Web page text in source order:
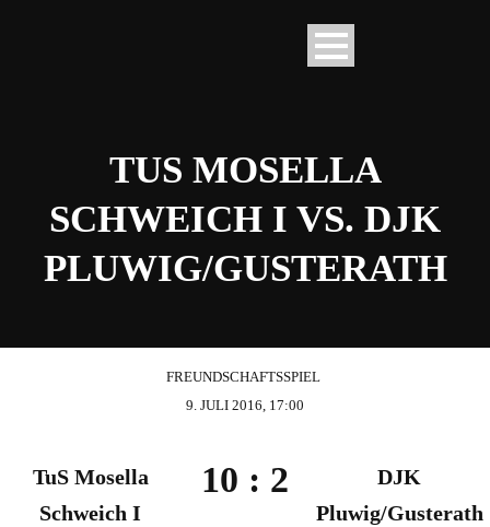
TUS MOSELLA
SCHWEICH I VS. DJK
PLUWIG/GUSTERATH
FREUNDSCHAFTSSPIEL
9. JULI 2016, 17:00
TuS Mosella
Schweich I
10 : 2
DJK
Pluwig/Gusterath